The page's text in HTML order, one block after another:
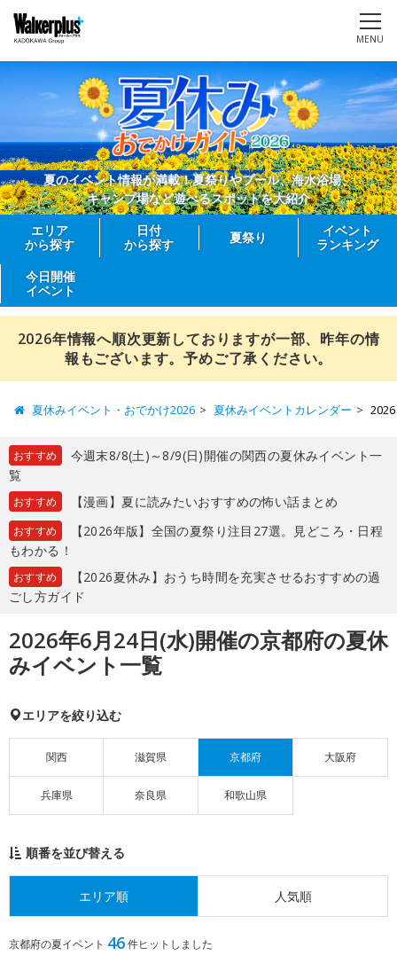
MENU
夏のイベント情報が満載！夏祭りやプール、海水浴場、
キャンプ場など遊べるスポットを大紹介
エリア
から探す
日付
から探す
夏祭り
イベント
ランキング
今日開催
イベント
2026年情報へ順次更新しておりますが一部、昨年の情
報もございます。予めご了承ください。
夏休みイベント・おでかけ2026 夏休みイベントカレンダー
おすすめ
今週末8/8(土)～8/9(日)開催の関西の夏休みイベント一
覧
おすすめ 【漫画】夏に読みたいおすすめの怖い話まとめ
おすすめ
【2026年版】全国の夏祭り注目27選。見どころ・日程
もわかる！
おすすめ
【2026夏休み】おうち時間を充実させるおすすめの過
ごし方ガイド
2026年6月24日(水)開催の京都府の夏休
みイベント一覧
エリアを絞り込む
関西 滋賀県 京都府 大阪府
兵庫県 奈良県 和歌山県
順番を並び替える
エリア順 人気順
京都府の夏イベント 46件ヒットしました